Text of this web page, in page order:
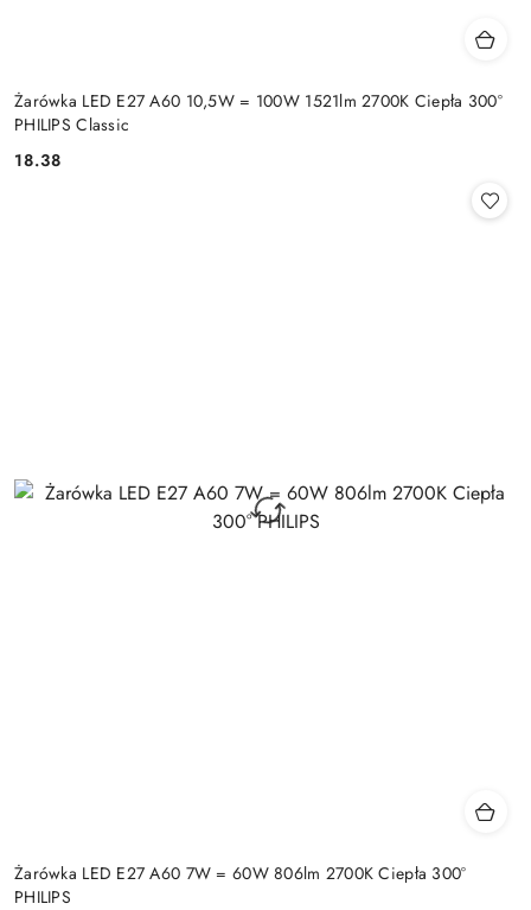
Żarówka LED E27 A60 10,5W = 100W 1521lm 2700K Ciepła 300°
PHILIPS Classic
Cena:
18.38
Żarówka LED E27 A60 7W = 60W 806lm 2700K Ciepła 300°
PHILIPS